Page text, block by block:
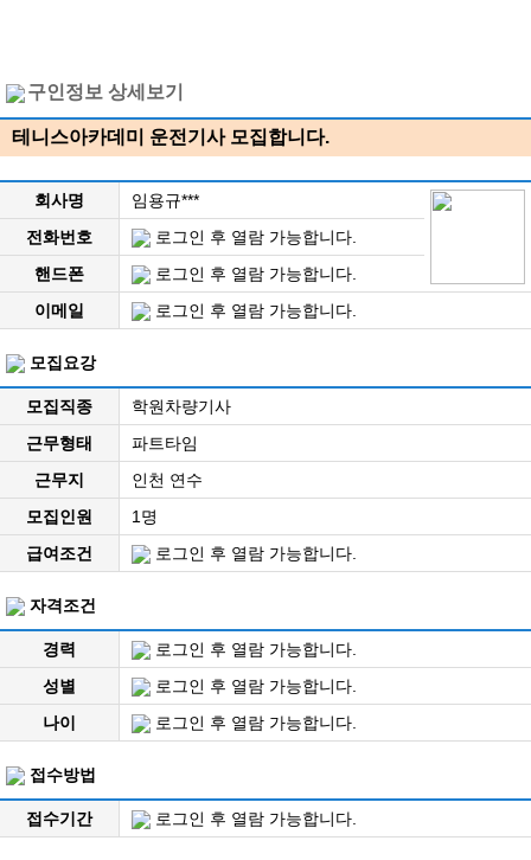
구인정보 상세보기
테니스아카데미 운전기사 모집합니다.
회사명
임용규***
전화번호
로그인 후 열람 가능합니다.
핸드폰
로그인 후 열람 가능합니다.
이메일
로그인 후 열람 가능합니다.
모집요강
모집직종
학원차량기사
근무형태
파트타임
근무지
인천 연수
모집인원
1명
급여조건
로그인 후 열람 가능합니다.
자격조건
경력
로그인 후 열람 가능합니다.
성별
로그인 후 열람 가능합니다.
나이
로그인 후 열람 가능합니다.
접수방법
접수기간 로그인 후 열람 가능합니다.